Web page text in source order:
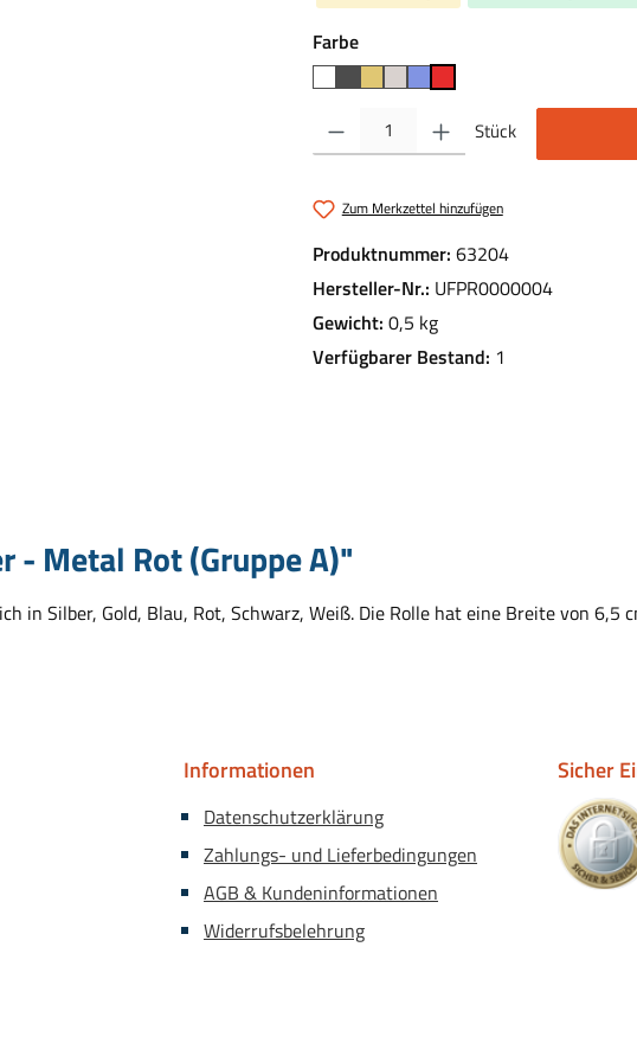
Farbeauswählen
Produkt Anzahl: Gib den gewünschten Wert
Stück
Zum Merkzettel hinzufügen
Produktnummer: 63204
Hersteller-Nr.: UFPR0000004
Gewicht: 0,5 kg
Verfügbarer Bestand: 1
Metal Rot (Gruppe A)"
in Silber, Gold, Blau, Rot, Schwarz, Weiß. Die Rolle hat eine Breite von 6,5
Informationen
Datenschutzerklärung
Zahlungs- und Lieferbedingungen
AGB & Kundeninformationen
Widerrufsbelehrung
Sicher